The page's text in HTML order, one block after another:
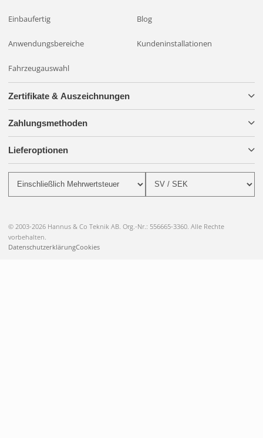
Einbaufertig Blog
Anwendungsbereiche Kundeninstallationen
Fahrzeugauswahl
Zertifikate & Auszeichnungen
Zahlungsmethoden
Lieferoptionen
© 2003-2026 Hannus & Co Teknik AB. Org.-Nr.: 556665-3360. Alle Rechte
vorbehalten.
DatenschutzerklärungCookies